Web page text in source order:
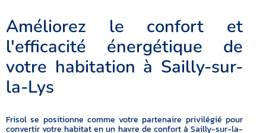
Améliorez le confort et
l'efficacité énergétique de
votre habitation à Sailly-sur-
la-Lys
Frisol se positionne comme votre partenaire privilégié pour
convertir votre habitat en un havre de confort à Sailly-sur-la-